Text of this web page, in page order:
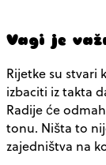
Vagi je
Rijetke su stvari
izbaciti iz takta
Radije će
tonu. Ništa to
zajedništva na